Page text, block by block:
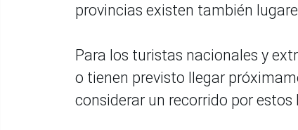
provincias existen también
Para los turistas nacionales y
o tienen previsto llegar
considerar un recorrido por